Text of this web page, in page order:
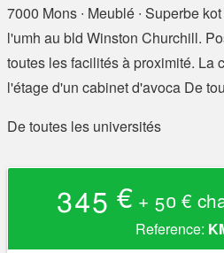
7000 Mons ∙ Meublé ∙ Superbe
l'umh au bld Winston Churchill.
toutes les facilités à proximité. La
l'étage d'un cabinet d'avoca De
De toutes les universités
345 € + 50 €
Reference: